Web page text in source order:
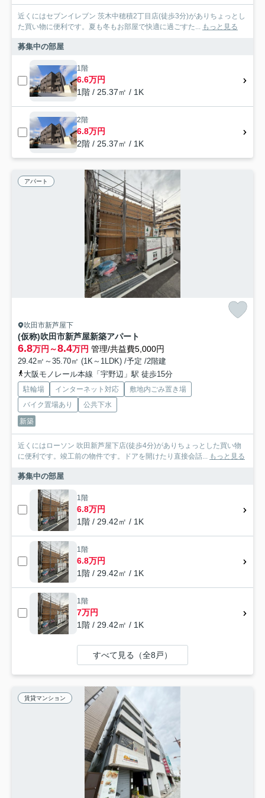
近くにはセブンイレブン 茨木中穂積2丁目店(徒歩3分)がありちょっとし
た買い物に便利です。夏も冬もお部屋で快適に過ごすた... もっと見る
募集中の部屋
1階
6.6万円
1階 / 25.37㎡ / 1K
2階
6.8万円
2階 / 25.37㎡ / 1K
アパート
吹田市新芦屋下
(仮称)吹田市新芦屋新築アパート
6.8万円～8.4万円 管理/共益費5,000円
29.42㎡～35.70㎡ (1K～1LDK) /予定 /2階建
大阪モノレール本線「宇野辺」駅 徒歩15分
駐輪場 インターネット対応
敷地内ごみ置き場
バイク置場あり
公共下水
新築
近くにはローソン 吹田新芦屋下店(徒歩4分)がありちょっとした買い物
に便利です。竣工前の物件です。ドアを開けたり直接会話...
もっと見る
募集中の部屋
1階
6.8万円
1階 / 29.42㎡ / 1K
1階
6.8万円
1階 / 29.42㎡ / 1K
1階
7万円
1階 / 29.42㎡ / 1K
すべて見る（全8戸）
賃貸マンション